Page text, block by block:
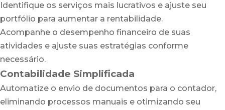
Identifique os serviços mais lucrativos e ajuste seu
portfólio para aumentar a rentabilidade.
Acompanhe o desempenho financeiro de suas
atividades e ajuste suas estratégias conforme
necessário.
Contabilidade Simplificada
Automatize o envio de documentos para o contador,
eliminando processos manuais e otimizando seu